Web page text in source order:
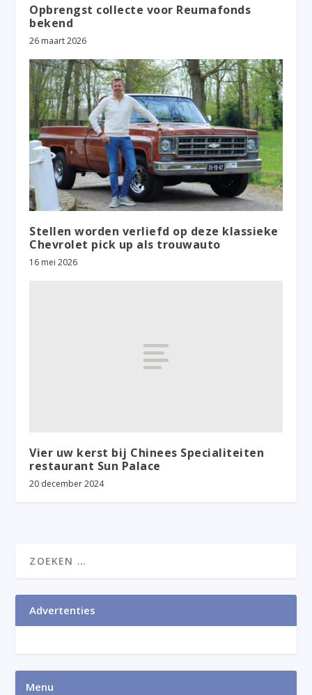
Opbrengst collecte voor Reumafonds
bekend
26 maart 2026
Stellen worden verliefd op deze klassieke
Chevrolet pick up als trouwauto
16 mei 2026
Vier uw kerst bij Chinees Specialiteiten
restaurant Sun Palace
20 december 2024
Advertenties
Menu